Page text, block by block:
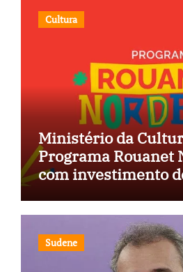
Cultura
Ministério da
Programa Rouanet
com investimento
Sudene